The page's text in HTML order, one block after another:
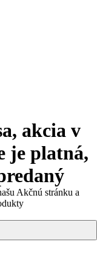
akcia v
je platná,
Akčnú stránku a